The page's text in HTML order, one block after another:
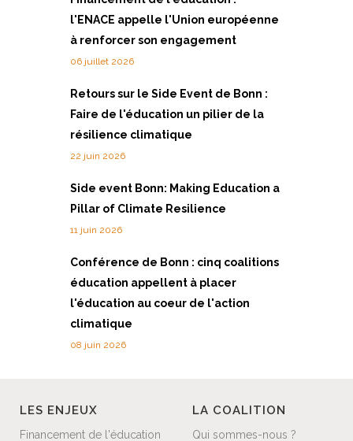
l'ENACE appelle l'Union européenne
à renforcer son engagement
06 juillet 2026
Retours sur le Side Event de Bonn :
Faire de l'éducation un pilier de la
résilience climatique
22 juin 2026
Side event Bonn: Making Education a
Pillar of Climate Resilience
11 juin 2026
Conférence de Bonn : cinq coalitions
éducation appellent à placer
l'éducation au coeur de l'action
climatique
08 juin 2026
LES ENJEUX
Financement de l'éducation
LA COALITION
Qui sommes-nous ?